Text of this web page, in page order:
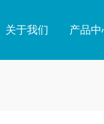
关于我们 产品中